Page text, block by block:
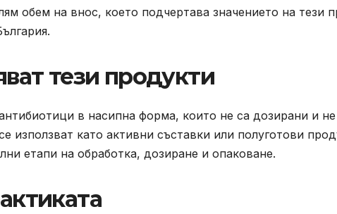
обем на внос, което подчертава значението на тези
тези продукти
в насипна форма, които не са дозирани и
използват като активни съставки или полуготови
етапи на обработка, дозиране и опаковане.